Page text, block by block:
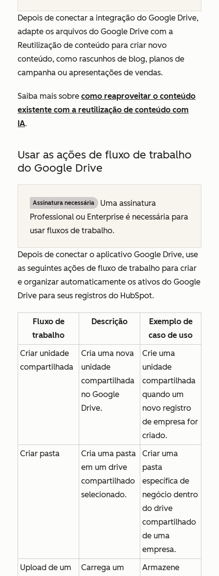
Depois de conectar a integração do Google Drive,
adapte os arquivos do Google Drive com a
Reutilização de conteúdo para criar novo
conteúdo, como rascunhos de blog, planos de
campanha ou apresentações de vendas.
Saiba mais sobre como reaproveitar o conteúdo
existente com a reutilização de conteúdo com
IA.
Usar as ações de fluxo de trabalho
do Google Drive
Assinatura necessária
Uma assinatura
Professional ou Enterprise é necessária para
usar fluxos de trabalho.
Depois de conectar o aplicativo Google Drive, use
as seguintes ações de fluxo de trabalho para criar
e organizar automaticamente os ativos do Google
Drive para seus registros do HubSpot.
Fluxo de
trabalho
Descrição
Exemplo de
caso de uso
Criar unidade
compartilhada
Cria uma nova
unidade
compartilhada
no Google
Drive.
Crie uma
unidade
compartilhada
quando um
novo registro
de empresa for
criado.
Criar pasta
Cria uma pasta
em um drive
compartilhado
selecionado.
Criar uma
pasta
específica de
negócio dentro
do drive
compartilhado
de uma
empresa.
Upload de um
Carrega um
Armazene